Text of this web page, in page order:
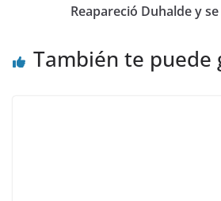
Reapareció Duhalde y
También te puede